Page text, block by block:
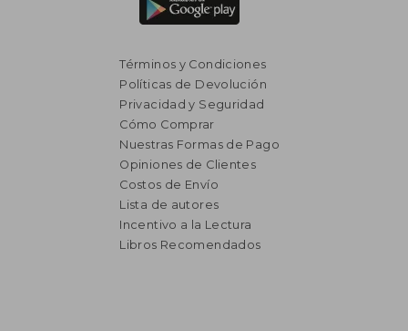
Términos y Condiciones
Políticas de Devolución
Privacidad y Seguridad
Cómo Comprar
Nuestras Formas de Pago
Opiniones de Clientes
Costos de Envío
Lista de autores
Incentivo a la Lectura
Libros Recomendados